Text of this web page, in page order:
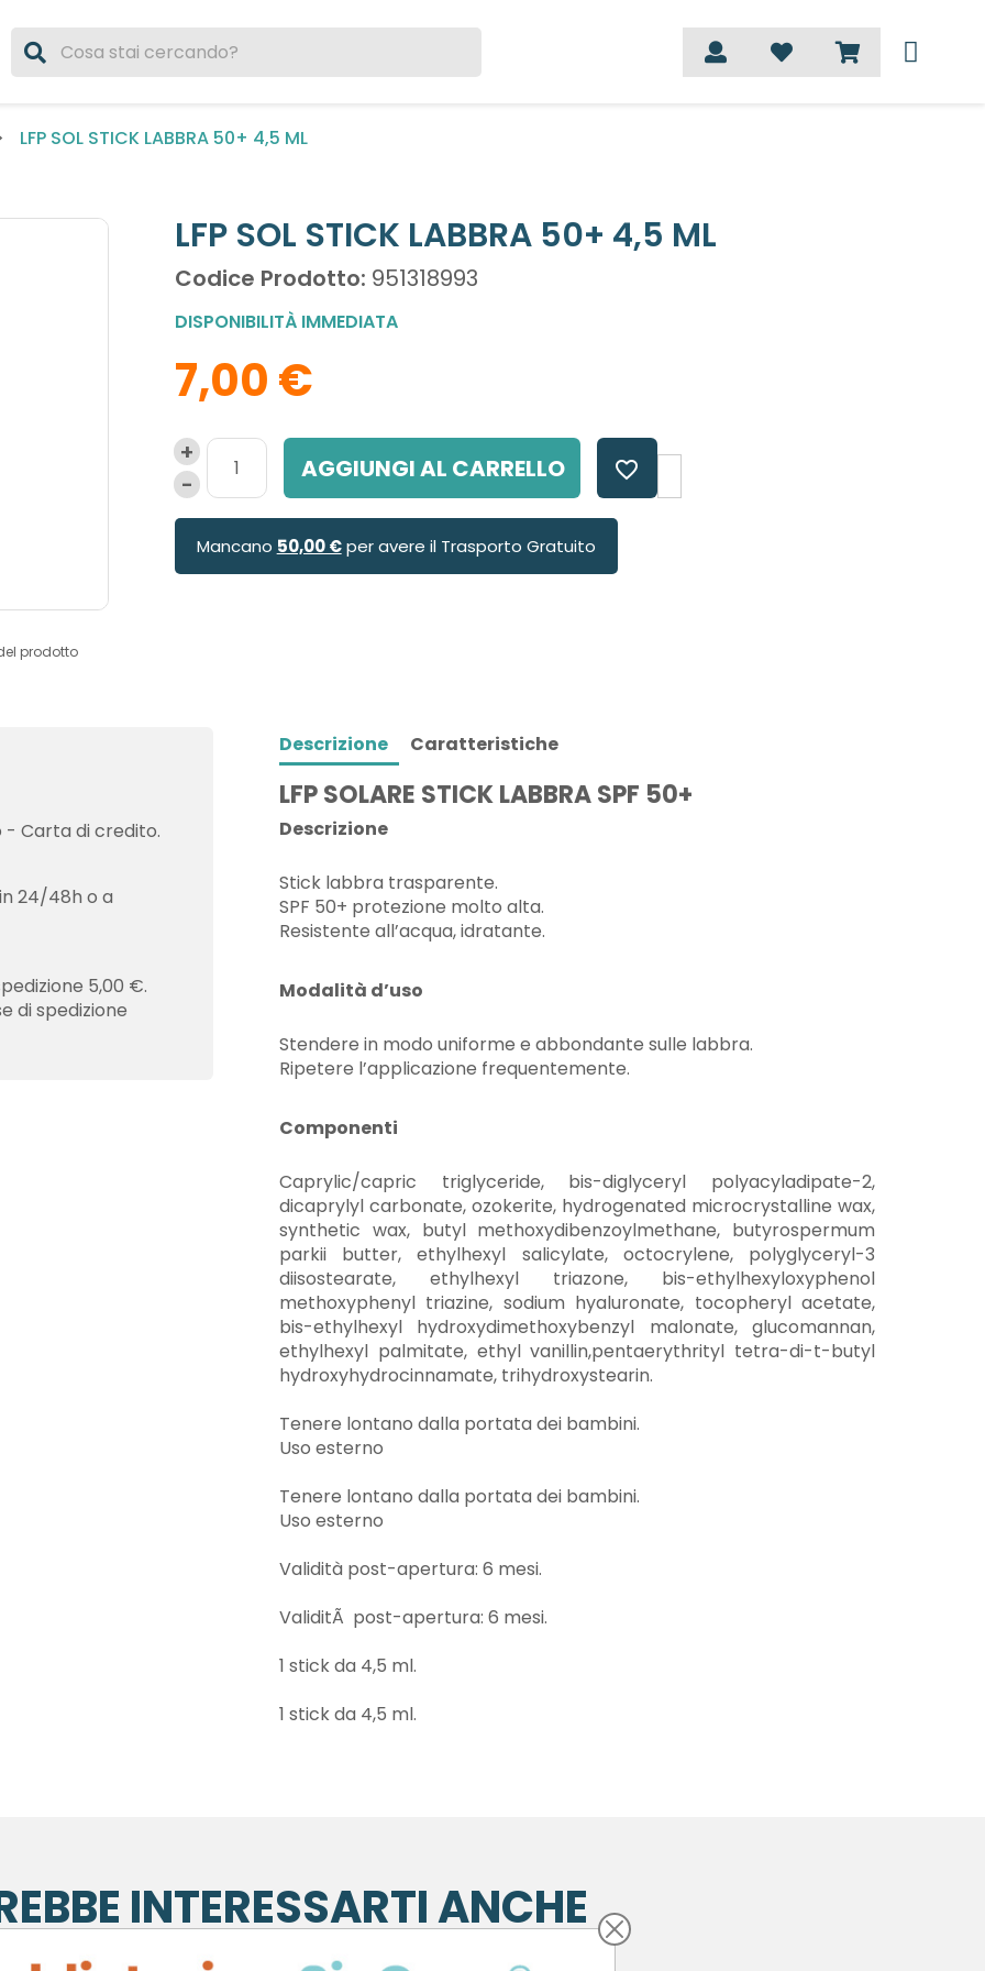
LFP SOL STICK LABBRA 50+ 4,5 ML
prodotto
LFP SOL STICK LABBRA 50+ 4,5 ML
Codice Prodotto: 951318993
DISPONIBILITÀ IMMEDIATA
7,00 €
AGGIUNGI AL CARRELLO favorite_border
Mancano 50,00 €per avere il Trasporto Gratuito
Descrizione Caratteristiche
LFP SOLARE STICK LABBRA SPF 50+
Descrizione
Stick labbra trasparente.
SPF 50+ protezione molto alta.
Resistente all’acqua, idratante.
Modalità d’uso
Stendere in modo uniforme e abbondante sulle labbra.
Ripetere l’applicazione frequentemente.
Componenti
Caprylic/capric triglyceride, bis-diglyceryl polyacyladipate-2,
dicaprylyl carbonate, ozokerite, hydrogenated microcrystalline wax,
synthetic wax, butyl methoxydibenzoylmethane, butyrospermum
parkii butter, ethylhexyl salicylate, octocrylene, polyglyceryl-3
diisostearate, ethylhexyl triazone, bis-ethylhexyloxyphenol
methoxyphenyl triazine, sodium hyaluronate, tocopheryl acetate,
bis-ethylhexyl hydroxydimethoxybenzyl malonate, glucomannan,
ethylhexyl palmitate, ethyl vanillin,pentaerythrityl tetra-di-t-butyl
hydroxyhydrocinnamate, trihydroxystearin.
Tenere lontano dalla portata dei bambini.
Uso esterno
Tenere lontano dalla portata dei bambini.
Uso esterno
Validità post-apertura: 6 mesi.
ValiditÃ post-apertura: 6 mesi.
1 stick da 4,5 ml.
1 stick da 4,5 ml.
- Carta di credito.
24/48h o a
5,00 €.
di spedizione
INTERESSARTI ANCHE